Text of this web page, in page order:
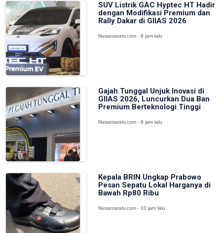
SUV Listrik GAC Hyptec HT Hadir
dengan Modifikasi Premium dan
Rally Dakar di GIIAS 2026
Nusantaratv.com - 8 jam lalu
Gajah Tunggal Unjuk Inovasi di
GIIAS 2026, Luncurkan Dua Ban
Premium Berteknologi Tinggi
Nusantaratv.com - 9 jam lalu
Kepala BRIN Ungkap Prabowo
Pesan Sepatu Lokal Harganya di
Bawah Rp80 Ribu
Nusantaratv.com - 10 jam lalu